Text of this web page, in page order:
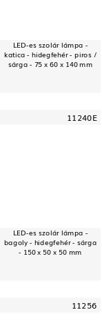
LED-es szolár lámpa -
katica - hidegfehér - piros /
sárga - 75 x 60 x 140 mm
11240E
LED-es szolár lámpa -
bagoly - hidegfehér - sárga
- 150 x 50 x 50 mm
11256